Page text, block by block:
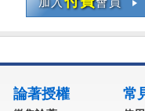
論著授權 常